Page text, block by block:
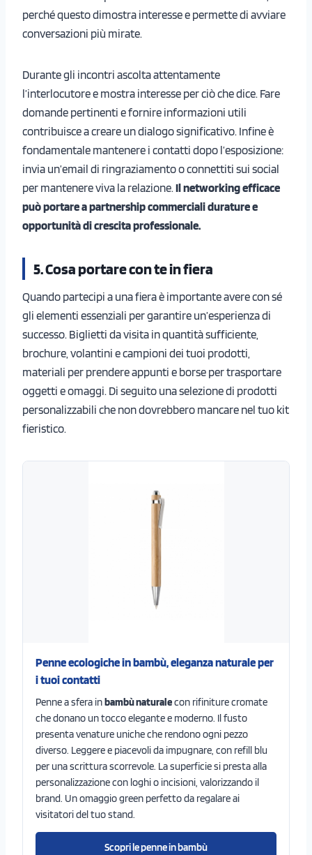
perché questo dimostra interesse e permette di avviare
conversazioni più mirate.
Durante gli incontri ascolta attentamente
l’interlocutore e mostra interesse per ciò che dice. Fare
domande pertinenti e fornire informazioni utili
contribuisce a creare un dialogo significativo. Infine è
fondamentale mantenere i contatti dopo l’esposizione:
invia un’email di ringraziamento o connettiti sui social
per mantenere viva la relazione.Il networking efficace
può portare a partnership commerciali durature e
opportunità di crescita professionale.
5. Cosa portare con te in fiera
Quando partecipi a una fiera è importante avere con sé
gli elementi essenziali per garantire un’esperienza di
successo. Biglietti da visita in quantità sufficiente,
brochure, volantini e campioni dei tuoi prodotti,
materiali per prendere appunti e borse per trasportare
oggetti e omaggi. Di seguito una selezione di prodotti
personalizzabili che non dovrebbero mancare nel tuo kit
fieristico.
Penne ecologiche in bambù, eleganza naturale per
i tuoi contatti
Penne a sfera inbambù naturalecon rifiniture cromate
che donano un tocco elegante e moderno. Il fusto
presenta venature uniche che rendono ogni pezzo
diverso. Leggere e piacevoli da impugnare, con refill blu
per una scrittura scorrevole. La superficie si presta alla
personalizzazione con loghi o incisioni, valorizzando il
brand. Un omaggio green perfetto da regalare ai
visitatori del tuo stand.
Scopri le penne in bambù